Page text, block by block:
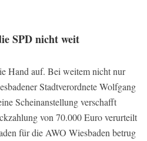
SPD nicht weit
Hand auf. Bei weitem nicht nur
Stadtverordnete Wolfgang
Scheinanstellung verschafft
von 70.000 Euro verurteilt
für die AWO Wiesbaden betrug